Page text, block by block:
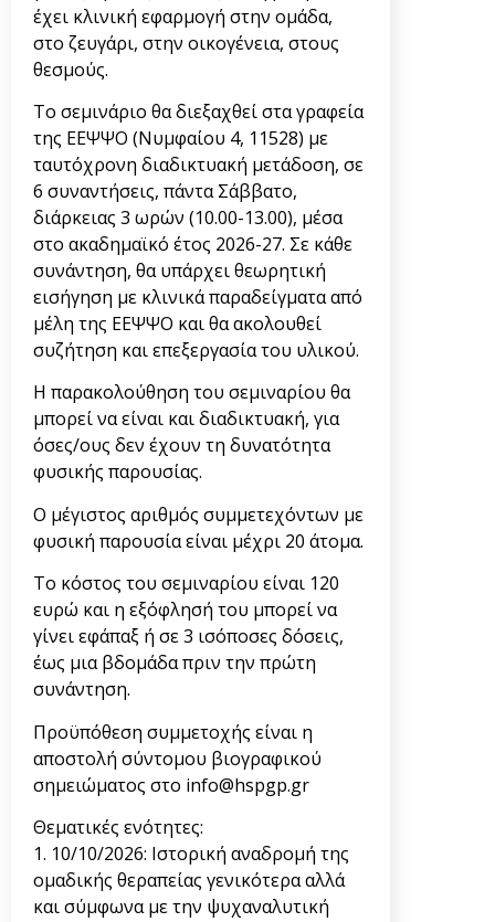
έχει κλινική εφαρμογή στην ομάδα,
στο ζευγάρι, στην οικογένεια, στους
θεσμούς.
Το σεμινάριο θα διεξαχθεί στα γραφεία
της ΕΕΨΨΟ (Νυμφαίου 4, 11528) με
ταυτόχρονη διαδικτυακή μετάδοση, σε
6 συναντήσεις, πάντα Σάββατο,
διάρκειας 3 ωρών (10.00-13.00), μέσα
στο ακαδημαϊκό έτος 2026-27. Σε κάθε
συνάντηση, θα υπάρχει θεωρητική
εισήγηση με κλινικά παραδείγματα από
μέλη της ΕΕΨΨΟ και θα ακολουθεί
συζήτηση και επεξεργασία του υλικού.
Η παρακολούθηση του σεμιναρίου θα
μπορεί να είναι και διαδικτυακή, για
όσες/ους δεν έχουν τη δυνατότητα
φυσικής παρουσίας.
Ο μέγιστος αριθμός συμμετεχόντων με
φυσική παρουσία είναι μέχρι 20 άτομα.
Το κόστος του σεμιναρίου είναι 120
ευρώ και η εξόφλησή του μπορεί να
γίνει εφάπαξ ή σε 3 ισόποσες δόσεις,
έως μια βδομάδα πριν την πρώτη
συνάντηση.
Προϋπόθεση συμμετοχής είναι η
αποστολή σύντομου βιογραφικού
σημειώματος στο info@hspgp.gr
Θεματικές ενότητες:
1. 10/10/2026: Ιστορική αναδρομή της
ομαδικής θεραπείας γενικότερα αλλά
και σύμφωνα με την ψυχαναλυτική